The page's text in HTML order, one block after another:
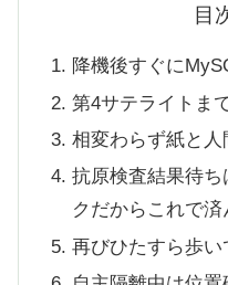
目
降機後すぐに
第4サテライトま
相変わらず紙と人
抗原検査結果待ち
クだからこれで済
再びひたすら歩い